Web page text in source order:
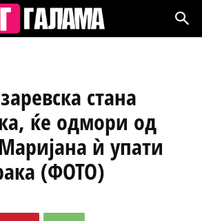
стана
ќе одмори од
ѝ упати
(ФОТО)